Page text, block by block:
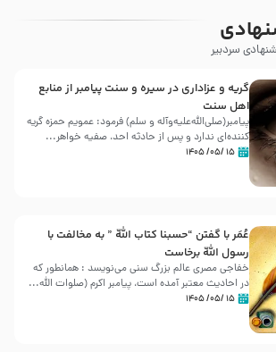
سردبیر
گریه و عزاداری در سیره و سنت پیامبر از منابع
اهل سنت
پیامبر(صلی‌الله‌علیه‌وآله و سلم) فرمود: عمویم حمزه گریه
کننده‌ای ندارد و پس از حادثه احد، صفیه خواهر...
۱۵ /۰۵/ ۱۴۰۵
عُمَر با گفتن “حسبنا كتاب اللّه ” به مخالفت با
رسول اللّه برخاست
خفاجی مصری عالم بزرگ سنی می‌نویسد : همانطور که
در احادیث معتبر آمده است، پیامبر اکرم (صلوات اللّه...
۱۵ /۰۵/ ۱۴۰۵